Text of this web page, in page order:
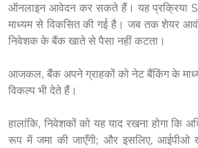
ऑनलाइन आवेदन कर सकते हैं। यह प्रक्रिया
माध्यम से विकसित की गई है। जब तक शेयर
निवेशक के बैंक खाते से पैसा नहीं कटता।
आजकल, बैंक अपने ग्राहकों को नेट बैंकिंग के
विकल्प भी देते हैं।
हालांकि, निवेशकों को यह याद रखना होगा कि
रूप में जमा की जाएँगी; और इसलिए, आईपीओ